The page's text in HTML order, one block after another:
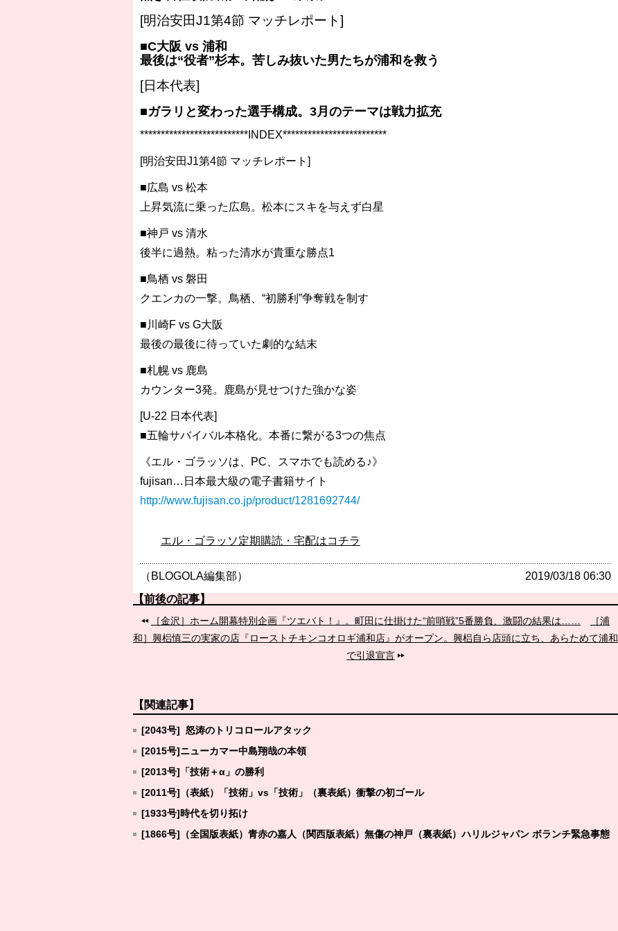
[明治安田J1第4節 マッチレポート]
■C大阪 vs 浦和
最後は“役者”杉本。苦しみ抜いた男たちが浦和を救う
[日本代表]
■ガラリと変わった選手構成。3月のテーマは戦力拡充
**************************INDEX*************************
[明治安田J1第4節 マッチレポート]
■広島 vs 松本
上昇気流に乗った広島。松本にスキを与えず白星
■神戸 vs 清水
後半に過熱。粘った清水が貴重な勝点1
■鳥栖 vs 磐田
クエンカの一撃。鳥栖、“初勝利”争奪戦を制す
■川崎F vs G大阪
最後の最後に待っていた劇的な結末
■札幌 vs 鹿島
カウンター3発。鹿島が見せつけた強かな姿
[U-22 日本代表]
■五輪サバイバル本格化。本番に繋がる3つの焦点
《エル・ゴラッソは、PC、スマホでも読める♪》
fujisan…日本最大級の電子書籍サイト
http://www.fujisan.co.jp/product/1281692744/
エル・ゴラッソ定期購読・宅配はコチラ
（BLOGOLA編集部） 2019/03/18 06:30
【前後の記事】
［金沢］ホーム開幕特別企画『ツエバト！』。町田に仕掛けた“前哨戦”5番勝負、激闘の結果は……
［浦
和］興梠慎三の実家の店『ローストチキンコオロギ浦和店』がオープン。興梠自ら店頭に立ち、あらためて浦和
で引退宣言
【関連記事】
[2043号] 怒涛のトリコロールアタック
[2015号]ニューカマー中島翔哉の本領
[2013号]「技術＋α」の勝利
[2011号]（表紙）「技術」vs「技術」（裏表紙）衝撃の初ゴール
[1933号]時代を切り拓け
[1866号]（全国版表紙）青赤の嘉人（関西版表紙）無傷の神戸（裏表紙）ハリルジャパン ボランチ緊急事態